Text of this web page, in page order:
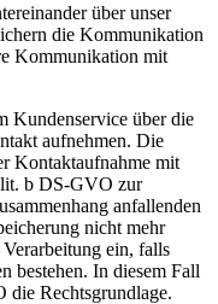
über unser
die Kommunikation
Kommunikation mit
Kundenservice über die
aufnehmen. Die
Kontaktaufnahme mit
b DS-GVO zur
anfallenden
nicht mehr
ein, falls
bestehen. In diesem Fall
Rechtsgrundlage.